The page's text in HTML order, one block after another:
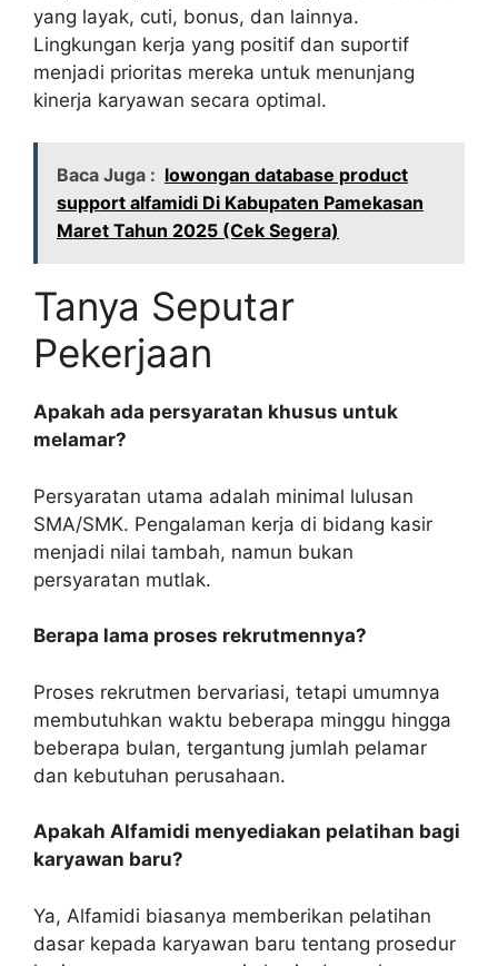
yang layak, cuti, bonus, dan lainnya.
Lingkungan kerja yang positif dan suportif
menjadi prioritas mereka untuk menunjang
kinerja karyawan secara optimal.
Baca Juga : lowongan database product
support alfamidi Di Kabupaten Pamekasan
Maret Tahun 2025 (Cek Segera)
Tanya Seputar
Pekerjaan
Apakah ada persyaratan khusus untuk
melamar?
Persyaratan utama adalah minimal lulusan
SMA/SMK. Pengalaman kerja di bidang kasir
menjadi nilai tambah, namun bukan
persyaratan mutlak.
Berapa lama proses rekrutmennya?
Proses rekrutmen bervariasi, tetapi umumnya
membutuhkan waktu beberapa minggu hingga
beberapa bulan, tergantung jumlah pelamar
dan kebutuhan perusahaan.
Apakah Alfamidi menyediakan pelatihan bagi
karyawan baru?
Ya, Alfamidi biasanya memberikan pelatihan
dasar kepada karyawan baru tentang prosedur